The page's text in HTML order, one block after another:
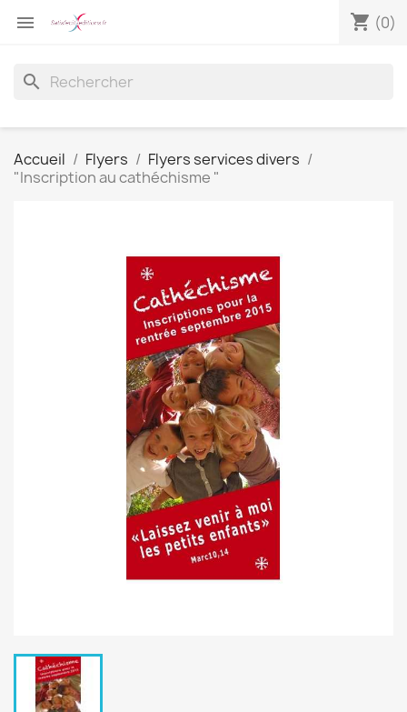
 shopping_cart (0)
search
Accueil Flyers
Flyers services divers
"Inscription au cathéchisme "